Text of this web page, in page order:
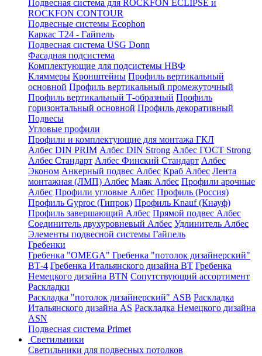
Подвесная система для ROCKFON ECLIPSE и
ROCKFON CONTOUR
Подвесные системы Ecophon
Каркас Т24 - Гайпель
Подвесная система USG Donn
Фасадная подсистема
Комплектующие для подсистемы НВФ
Кляммеры Кронштейны Профиль вертикальный
основной Профиль вертикальный промежуточный
Профиль вертикальный Т-образный Профиль
горизонтальный основной Профиль декоративный
Подвесы
Угловые профили
Профили и комплектующие для монтажа ГКЛ
Албес DIN PRIM Албес DIN Strong Албес ГОСТ Strong
Албес Стандарт Албес Финский Стандарт Албес
Эконом Анкерный подвес Албес Краб Албес Лента
монтажная (ЛМП) Албес Маяк Албес Профили арочные
Албес Профили угловые Албес Профиль (Россия)
Профиль Gyproc (Гипрок) Профиль Knauf (Кнауф)
Профиль завершающий Албес Прямой подвес Албес
Соединитель двухуровневый Албес Удлинитель Албес
Элементы подвесной системы Гайпель
Гребенки
Гребенка "OMEGA" Гребенка "потолок дизайнерский"
ВТ-4 Гребенка Итальянского дизайна BT Гребенка
Немецкого дизайна ВТN Сопутствующий ассортимент
Раскладки
Раскладка "потолок дизайнерский" ASB Раскладка
Итальянского дизайна AS Раскладка Немецкого дизайна
АSN
Подвесная система Primet
Светильники
Светильники для подвесных потолков